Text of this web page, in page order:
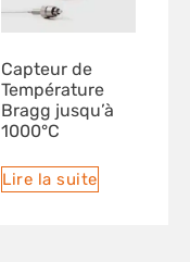
Capteur de
Température
Bragg jusqu’à
1000°C
Lire la suite